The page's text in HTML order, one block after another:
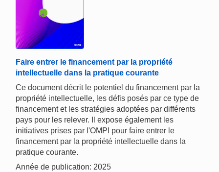
Faire entrer le financement par la propriété
intellectuelle dans la pratique courante
Ce document décrit le potentiel du financement par la
propriété intellectuelle, les défis posés par ce type de
financement et les stratégies adoptées par différents
pays pour les relever. Il expose également les
initiatives prises par l'OMPI pour faire entrer le
financement par la propriété intellectuelle dans la
pratique courante.
Année de publication: 2025